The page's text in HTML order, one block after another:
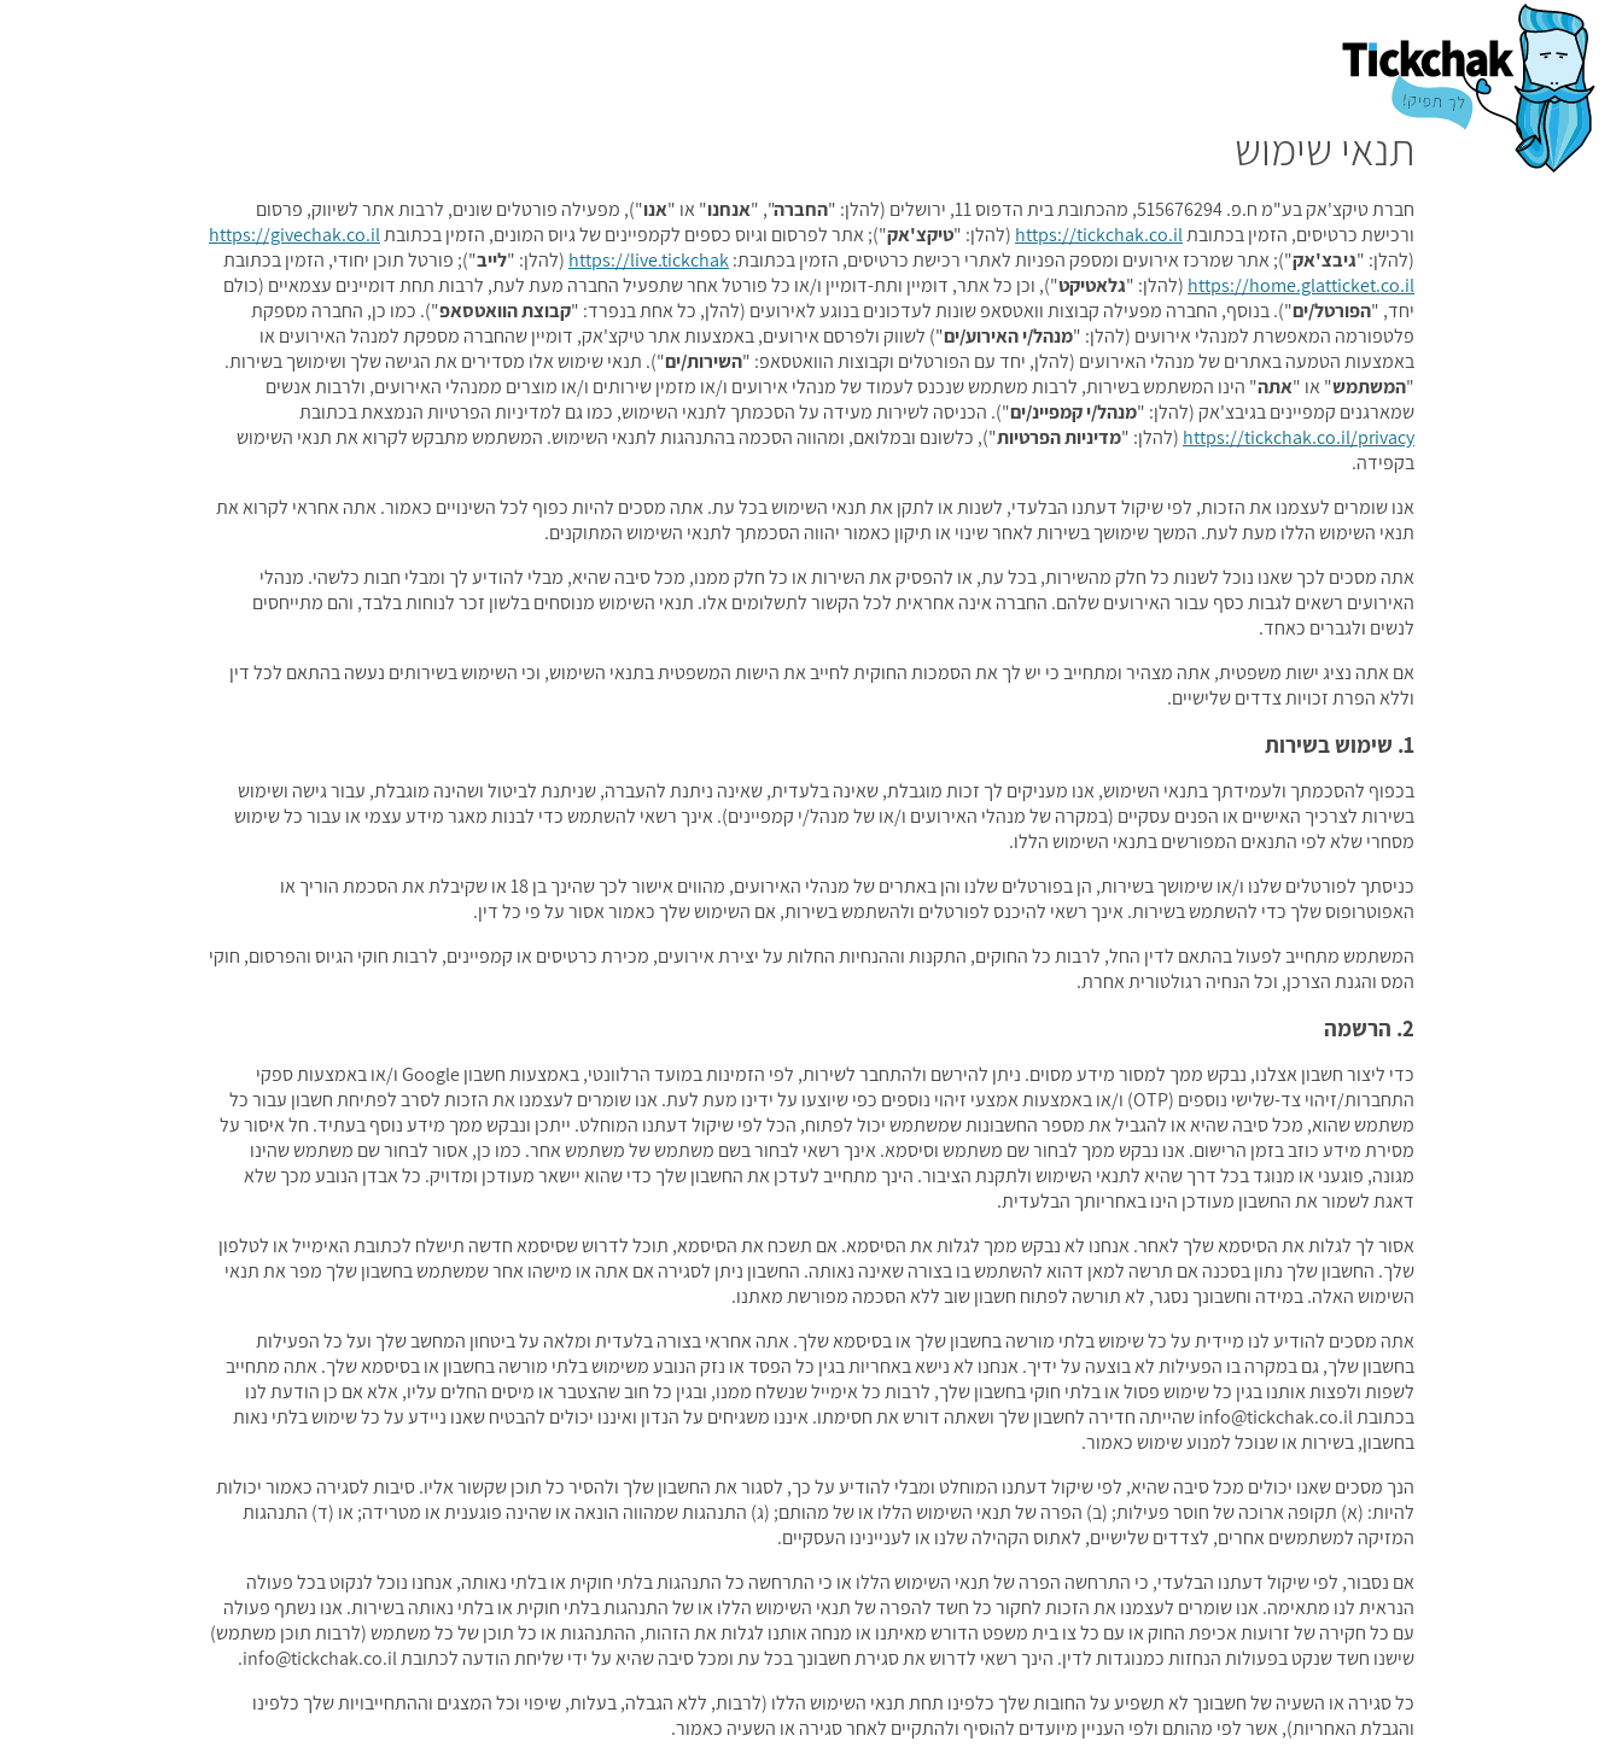
תנאי שימוש
חברת טיקצ'אק בע"מ ח.פ. 515676294, מהכתובת בית הדפוס 11, ירושלים (להלן: " החברה", "אנחנו" או "אנו"), מפעילה פורטלים שונים, לרבות אתר לשיווק, פרסום
ורכישת כרטיסים, הזמין בכתובתhttps://tickchak.co.il (להלן: "טיקצ'אק"); אתר לפרסום וגיוס כספים לקמפיינים של גיוס המונים, הזמין בכתובתhttps://givechak.co.il
(להלן: "גיבצ'אק"); אתר שמרכז אירועים ומספק הפניות לאתרי רכישת כרטיסים, הזמין בכתובת:https://live.tickchak (להלן: "לייב"); פורטל תוכן יחודי, הזמין בכתובת
https://home.glatticket.co.il (להלן: "גלאטיקט"), וכן כל אתר, דומיין ותת-דומיין ו/או כל פורטל אחר שתפעיל החברה מעת לעת, לרבות תחת דומיינים עצמאיים (כולם
יחד, "הפורטל/ים"). בנוסף, החברה מפעילה קבוצות וואטסאפ שונות לעדכונים בנוגע לאירועים (להלן, כל אחת בנפרד: "קבוצת הוואטסאפ"). כמו כן, החברה מספקת
פלטפורמה המאפשרת למנהלי אירועים (להלן: "מנהל/י האירוע/ים") לשווק ולפרסם אירועים, באמצעות אתר טיקצ'אק, דומיין שהחברה מספקת למנהל האירועים או
באמצעות הטמעה באתרים של מנהלי האירועים (להלן, יחד עם הפורטלים וקבוצות הוואטסאפ: "השירות/ים"). תנאי שימוש אלו מסדירים את הגישה שלך ושימושך בשירות.
"המשתמש" או "אתה" הינו המשתמש בשירות, לרבות משתמש שנכנס לעמוד של מנהלי אירועים ו/או מזמין שירותים ו/או מוצרים ממנהלי האירועים, ולרבות אנשים
שמארגנים קמפיינים בגיבצ'אק (להלן: "מנהל/י קמפיינ/ים"). הכניסה לשירות מעידה על הסכמתך לתנאי השימוש, כמו גם למדיניות הפרטיות הנמצאת בכתובת
https://tickchak.co.il/privacy (להלן: "מדיניות הפרטיות"), כלשונם ובמלואם, ומהווה הסכמה בהתנהגות לתנאי השימוש. המשתמש מתבקש לקרוא את תנאי השימוש
בקפידה.
אנו שומרים לעצמנו את הזכות, לפי שיקול דעתנו הבלעדי, לשנות או לתקן את תנאי השימוש בכל עת. אתה מסכים להיות כפוף לכל השינויים כאמור. אתה אחראי לקרוא את
תנאי השימוש הללו מעת לעת. המשך שימושך בשירות לאחר שינוי או תיקון כאמור יהווה הסכמתך לתנאי השימוש המתוקנים.
אתה מסכים לכך שאנו נוכל לשנות כל חלק מהשירות, בכל עת, או להפסיק את השירות או כל חלק ממנו, מכל סיבה שהיא, מבלי להודיע לך ומבלי חבות כלשהי. מנהלי
האירועים רשאים לגבות כסף עבור האירועים שלהם. החברה אינה אחראית לכל הקשור לתשלומים אלו. תנאי השימוש מנוסחים בלשון זכר לנוחות בלבד, והם מתייחסים
לנשים ולגברים כאחד.
אם אתה נציג ישות משפטית, אתה מצהיר ומתחייב כי יש לך את הסמכות החוקית לחייב את הישות המשפטית בתנאי השימוש, וכי השימוש בשירותים נעשה בהתאם לכל דין
וללא הפרת זכויות צדדים שלישיים.
1. שימוש בשירות
בכפוף להסכמתך ולעמידתך בתנאי השימוש, אנו מעניקים לך זכות מוגבלת, שאינה בלעדית, שאינה ניתנת להעברה, שניתנת לביטול ושהינה מוגבלת, עבור גישה ושימוש
בשירות לצרכיך האישיים או הפנים עסקיים (במקרה של מנהלי האירועים ו/או של מנהל/י קמפיינים). אינך רשאי להשתמש כדי לבנות מאגר מידע עצמי או עבור כל שימוש
מסחרי שלא לפי התנאים המפורשים בתנאי השימוש הללו.
כניסתך לפורטלים שלנו ו/או שימושך בשירות, הן בפורטלים שלנו והן באתרים של מנהלי האירועים, מהווים אישור לכך שהינך בן 18 או שקיבלת את הסכמת הוריך או
האפוטרופוס שלך כדי להשתמש בשירות. אינך רשאי להיכנס לפורטלים ולהשתמש בשירות, אם השימוש שלך כאמור אסור על פי כל דין.
המשתמש מתחייב לפעול בהתאם לדין החל, לרבות כל החוקים, התקנות וההנחיות החלות על יצירת אירועים, מכירת כרטיסים או קמפיינים, לרבות חוקי הגיוס והפרסום, חוקי
המס והגנת הצרכן, וכל הנחיה רגולטורית אחרת.
2. הרשמה
כדי ליצור חשבון אצלנו, נבקש ממך למסור מידע מסוים. ניתן להירשם ולהתחבר לשירות, לפי הזמינות במועד הרלוונטי, באמצעות חשבון Google ו/או באמצעות ספקי
התחברות/זיהוי צד-שלישי נוספים (OTP) ו/או באמצעות אמצעי זיהוי נוספים כפי שיוצעו על ידינו מעת לעת. אנו שומרים לעצמנו את הזכות לסרב לפתיחת חשבון עבור כל
משתמש שהוא, מכל סיבה שהיא או להגביל את מספר החשבונות שמשתמש יכול לפתוח, הכל לפי שיקול דעתנו המוחלט. ייתכן ונבקש ממך מידע נוסף בעתיד. חל איסור על
מסירת מידע כוזב בזמן הרישום. אנו נבקש ממך לבחור שם משתמש וסיסמא. אינך רשאי לבחור בשם משתמש של משתמש אחר. כמו כן, אסור לבחור שם משתמש שהינו
מגונה, פוגעני או מנוגד בכל דרך שהיא לתנאי השימוש ולתקנת הציבור. הינך מתחייב לעדכן את החשבון שלך כדי שהוא יישאר מעודכן ומדויק. כל אבדן הנובע מכך שלא
דאגת לשמור את החשבון מעודכן הינו באחריותך הבלעדית.
אסור לך לגלות את הסיסמא שלך לאחר. אנחנו לא נבקש ממך לגלות את הסיסמא. אם תשכח את הסיסמא, תוכל לדרוש שסיסמא חדשה תישלח לכתובת האימייל או לטלפון
שלך. החשבון שלך נתון בסכנה אם תרשה למאן דהוא להשתמש בו בצורה שאינה נאותה. החשבון ניתן לסגירה אם אתה או מישהו אחר שמשתמש בחשבון שלך מפר את תנאי
השימוש האלה. במידה וחשבונך נסגר, לא תורשה לפתוח חשבון שוב ללא הסכמה מפורשת מאתנו.
אתה מסכים להודיע לנו מיידית על כל שימוש בלתי מורשה בחשבון שלך או בסיסמא שלך. אתה אחראי בצורה בלעדית ומלאה על ביטחון המחשב שלך ועל כל הפעילות
בחשבון שלך, גם במקרה בו הפעילות לא בוצעה על ידיך. אנחנו לא נישא באחריות בגין כל הפסד או נזק הנובע משימוש בלתי מורשה בחשבון או בסיסמא שלך. אתה מתחייב
לשפות ולפצות אותנו בגין כל שימוש פסול או בלתי חוקי בחשבון שלך, לרבות כל אימייל שנשלח ממנו, ובגין כל חוב שהצטבר או מיסים החלים עליו, אלא אם כן הודעת לנו
בכתובת info@tickchak.co.il שהייתה חדירה לחשבון שלך ושאתה דורש את חסימתו. איננו משגיחים על הנדון ואיננו יכולים להבטיח שאנו ניידע על כל שימוש בלתי נאות
בחשבון, בשירות או שנוכל למנוע שימוש כאמור.
הנך מסכים שאנו יכולים מכל סיבה שהיא, לפי שיקול דעתנו המוחלט ומבלי להודיע על כך, לסגור את החשבון שלך ולהסיר כל תוכן שקשור אליו. סיבות לסגירה כאמור יכולות
להיות: (א) תקופה ארוכה של חוסר פעילות; (ב) הפרה של תנאי השימוש הללו או של מהותם; (ג) התנהגות שמהווה הונאה או שהינה פוגענית או מטרידה; או (ד) התנהגות
המזיקה למשתמשים אחרים, לצדדים שלישיים, לאתוס הקהילה שלנו או לעניינינו העסקיים.
אם נסבור, לפי שיקול דעתנו הבלעדי, כי התרחשה הפרה של תנאי השימוש הללו או כי התרחשה כל התנהגות בלתי חוקית או בלתי נאותה, אנחנו נוכל לנקוט בכל פעולה
הנראית לנו מתאימה. אנו שומרים לעצמנו את הזכות לחקור כל חשד להפרה של תנאי השימוש הללו או של התנהגות בלתי חוקית או בלתי נאותה בשירות. אנו נשתף פעולה
עם כל חקירה של זרועות אכיפת החוק או עם כל צו בית משפט הדורש מאיתנו או מנחה אותנו לגלות את הזהות, ההתנהגות או כל תוכן של כל משתמש (לרבות תוכן משתמש)
שישנו חשד שנקט בפעולות הנחזות כמנוגדות לדין. הינך רשאי לדרוש את סגירת חשבונך בכל עת ומכל סיבה שהיא על ידי שליחת הודעה לכתובת info@tickchak.co.il.
כל סגירה או השעיה של חשבונך לא תשפיע על החובות שלך כלפינו תחת תנאי השימוש הללו (לרבות, ללא הגבלה, בעלות, שיפוי וכל המצגים וההתחייבויות שלך כלפינו
והגבלת האחריות), אשר לפי מהותם ולפי העניין מיועדים להוסיף ולהתקיים לאחר סגירה או השעיה כאמור.